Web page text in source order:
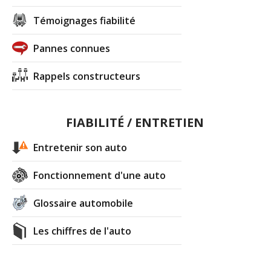
Témoignages fiabilité
Pannes connues
Rappels constructeurs
FIABILITÉ / ENTRETIEN
Entretenir son auto
Fonctionnement d'une auto
Glossaire automobile
Les chiffres de l'auto